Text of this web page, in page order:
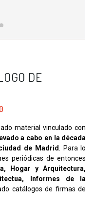
DE
material vinculado con
a cabo en la década
de Madrid
. Para lo
periódicas de entonces
Hogar y Arquitectura,
Informes de la
catálogos de firmas de